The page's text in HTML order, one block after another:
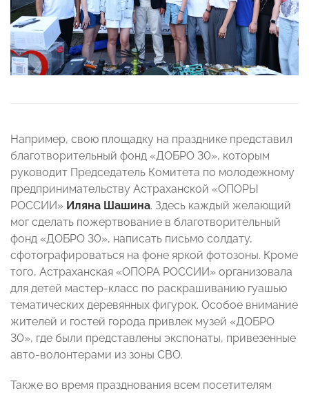
Например, свою площадку на празднике представил
благотворительный фонд «ДОБРО 30», которым
руководит Председатель Комитета по молодежному
предпринимательству Астраханской «ОПОРЫ
РОССИИ» Иляна Шашина. Здесь каждый желающий
мог сделать пожертвование в благотворительный
фонд «ДОБРО 30», написать письмо солдату,
сфотографироваться на фоне яркой фотозоны. Кроме
того, Астраханская «ОПОРА РОССИИ» организовала
для детей мастер-класс по раскрашиванию гуашью
тематических деревянных фигурок. Особое внимание
жителей и гостей города привлек музей «ДОБРО
30», где были представлены экспонаты, привезенные
авто-волонтерами из зоны СВО.
Также во время празднования всем посетителям